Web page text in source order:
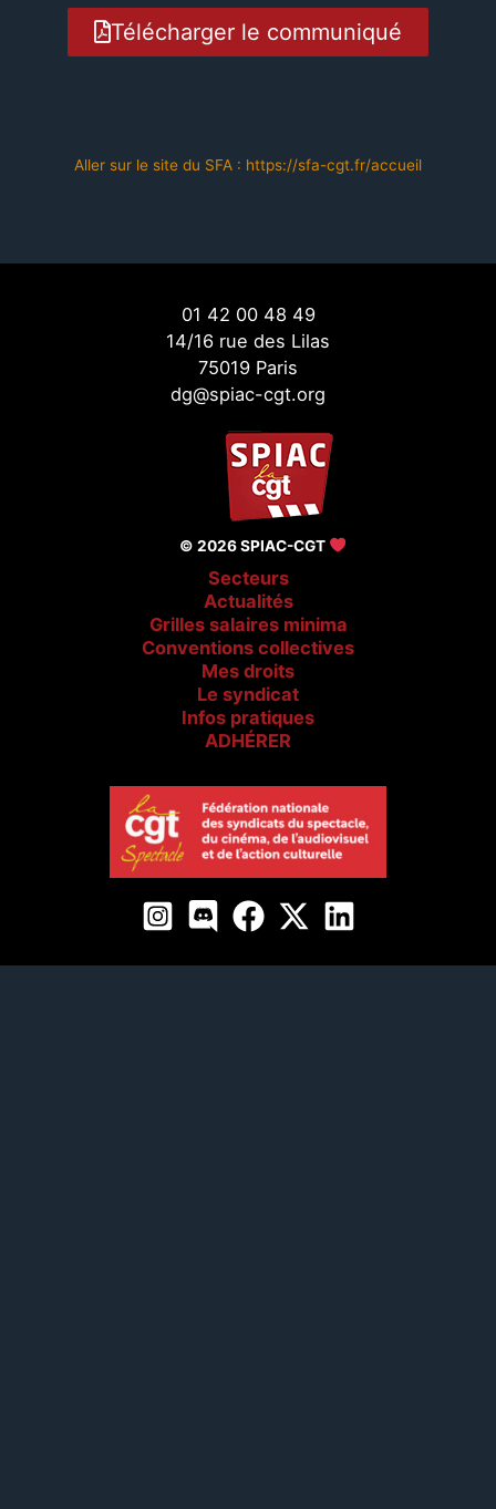
Télécharger le communiqué
Aller sur le site du SFA : https://sfa-cgt.fr/accueil
01 42 00 48 49
14/16 rue des Lilas
75019 Paris
dg@spiac-cgt.org
© 2026 SPIAC-CGT
Secteurs
Actualités
Grilles salaires minima
Conventions collectives
Mes droits
Le syndicat
Infos pratiques
ADHÉRER